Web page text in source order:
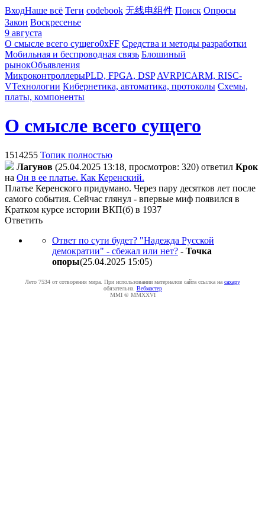
ВходНаше всё Теги codebook 无线电组件 Поиск Опросы
Закон Воскресенье
9 августа
О смысле всего сущего0xFF Средства и методы разработки
Мобильная и беспроводная связь Блошиный
рынокОбъявления
МикроконтроллерыPLD, FPGA, DSP AVRPICARM, RISC-
VТехнологии Кибернетика, автоматика, протоколы Схемы,
платы, компоненты
О смысле всего сущего
1514255 Топик полностью
Лaгyнoв (25.04.2025 13:18, просмотров: 320) ответил Kpoк
на Он в ее платье. Как Керенский.
Платье Керенского придумано. Через пару десятков лет после
самого события. Сейчас глянул - впервые миф появился в
Кратком курсе истории ВКП(б) в 1937
Ответить
Ответ по сути будет? "Надежда Русской
демократии" - сбежал или нет? - Toчкa
oпopы(25.04.2025 15:05)
Лето 7534 от сотворения мира. При использовании материалов сайта ссылка на caxapу
обязательна. Вебмастер
MMI © MMXXVI